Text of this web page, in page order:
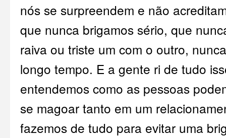
nós se surpreendem e não
que nunca brigamos sério, que
raiva ou triste um com o outro,
longo tempo. E a gente ri de tudo
entendemos como as pessoas
se magoar tanto em um
fazemos de tudo para evitar uma